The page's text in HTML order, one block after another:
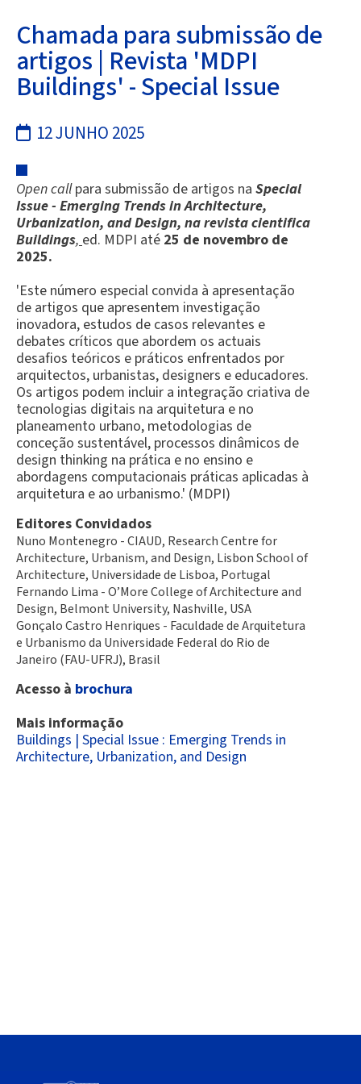
Chamada para submissão de
artigos | Revista 'MDPI
Buildings' - Special Issue
12 JUNHO 2025
Open callpara submissão de artigos na Special
Issue - Emerging Trends in Architecture,
Urbanization, and Design, na revista cientifica
Buildings, ed. MDPI até 25 de novembro de
2025.
'Este número especial convida à apresentação
de artigos que apresentem investigação
inovadora, estudos de casos relevantes e
debates críticos que abordem os actuais
desafios teóricos e práticos enfrentados por
arquitectos, urbanistas, designers e educadores.
Os artigos podem incluir a integração criativa de
tecnologias digitais na arquitetura e no
planeamento urbano, metodologias de
conceção sustentável, processos dinâmicos de
design thinking na prática e no ensino e
abordagens computacionais práticas aplicadas à
arquitetura e ao urbanismo.' (MDPI)
Editores Convidados
Nuno Montenegro -CIAUD, Research Centre for
Architecture, Urbanism, and Design, Lisbon School of
Architecture, Universidade de Lisboa, Portugal
Fernando Lima - O’More College of Architecture and
Design, Belmont University, Nashville, USA
Gonçalo Castro Henriques - Faculdade de Arquitetura
e Urbanismo da Universidade Federal do Rio de
Janeiro (FAU-UFRJ), Brasil
Acesso à brochura
Mais informação
Buildings | Special Issue : Emerging Trends in
Architecture, Urbanization, and Design